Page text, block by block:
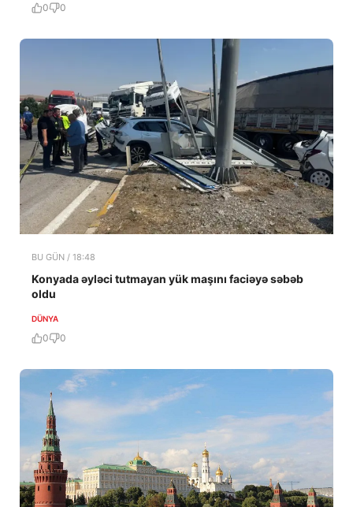
0 0
BU GÜN / 18:48
Konyada əyləci tutmayan yük maşını faciəyə səbəb
oldu
DÜNYA
0 0